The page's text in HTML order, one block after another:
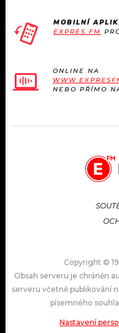
MOBILNÍ
EXPRES FM
ONLINE NA
NEBO PŘÍMO
Copyright ©
Obsah serveru je chráněn
serveru včetně publikování
písemného
Nastavení